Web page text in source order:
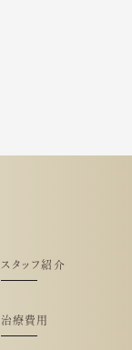
スタッフ紹介
治療費用